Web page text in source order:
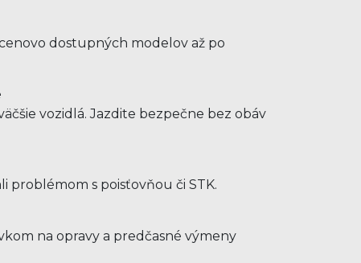
dostupných modelov až po
vozidlá. Jazdite bezpečne bez obáv
problémom s poisťovňou či STK.
na opravy a predčasné výmeny